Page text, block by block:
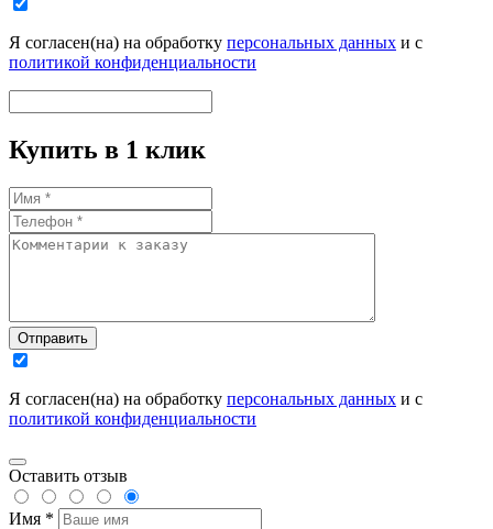
Я согласен(на) на обработку персональных данных и с
политикой конфиденциальности
Купить в 1 клик
Отправить
Я согласен(на) на обработку персональных данных и с
политикой конфиденциальности
Оставить отзыв
Имя *